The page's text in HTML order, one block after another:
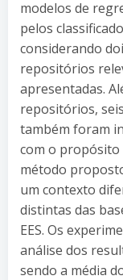
modelos de
pelos
considerando
repositórios
apresentadas.
repositórios,
também foram
com o
método
um contexto
distintas das
EES. Os
análise dos
sendo a média